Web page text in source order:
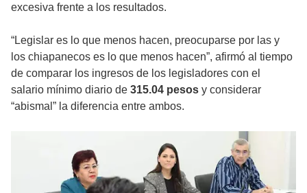
excesiva frente a los resultados.
“Legislar es lo que menos hacen, preocuparse por las y
los chiapanecos es lo que menos hacen”, afirmó al tiempo
de comparar los ingresos de los legisladores con el
salario mínimo diario de 315.04 pesos y considerar
“abismal” la diferencia entre ambos.